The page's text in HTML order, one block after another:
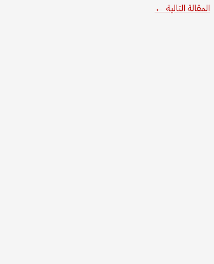
المقالة التالية ←